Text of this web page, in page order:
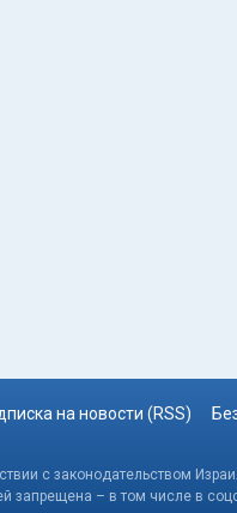
на новости (RSS)
с законодательством
запрещена – в том числе в